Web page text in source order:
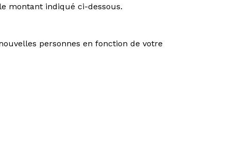
montant indiqué ci-dessous.
personnes en fonction de votre